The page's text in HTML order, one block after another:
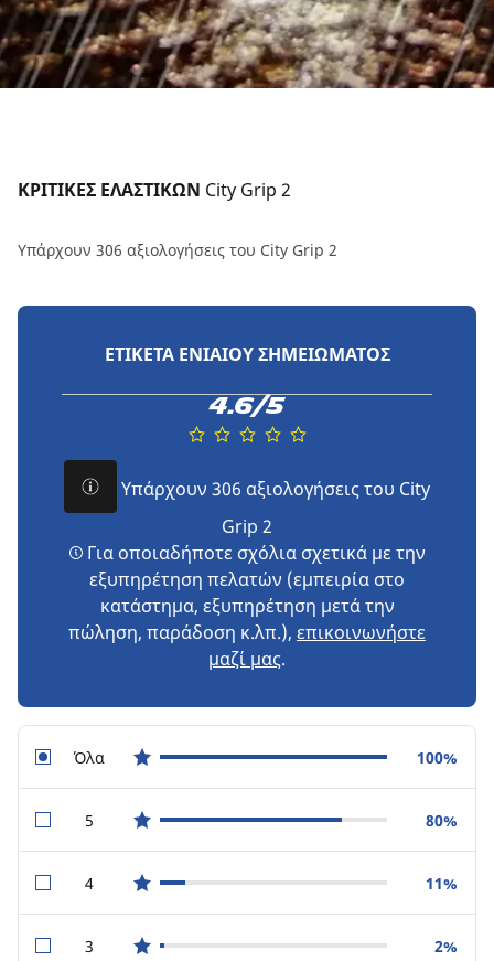
ΚΡΙΤΙΚΕΣ ΕΛΑΣΤΙΚΩΝ City Grip 2
Υπάρχουν 306 αξιολογήσεις του City Grip 2
ΕΤΙΚΈΤΑ ΕΝΙΑΊΟΥ ΣΗΜΕΙΏΜΑΤΟΣ
4.6/5
Υπάρχουν 306 αξιολογήσεις του City
Grip 2
Για οποιαδήποτε σχόλια σχετικά με την
εξυπηρέτηση πελατών (εμπειρία στο
κατάστημα, εξυπηρέτηση μετά την
πώληση, παράδοση κ.λπ.), επικοινωνήστε
μαζί μας.
Όλαstar reviews 100%
5star reviews 80%
4star reviews 11%
3star reviews 2%